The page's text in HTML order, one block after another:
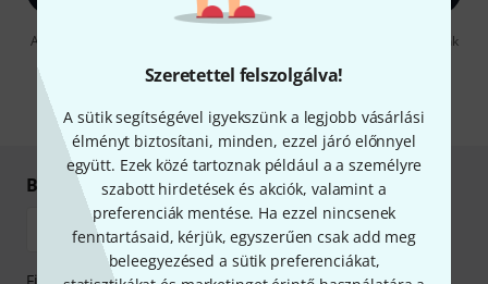
Szeretettel felszolgálva!
A sütik segítségével igyekszünk a legjobb vásárlási
élményt biztosítani, minden, ezzel járó előnnyel
együtt. Ezek közé tartoznak például a a személyre
szabott hirdetések és akciók, valamint a
preferenciák mentése. Ha ezzel nincsenek
fenntartásaid, kérjük, egyszerűen csak add meg
beleegyezésed a sütik preferenciákat,
A "Bejelentkezés" gombra kattintva elfogadja, hogy e-mailben küldjünk
információkat azdata protection guideline-ben talál.
* Kitöltés kötelező
Biztonságos vásárlás és fizetés